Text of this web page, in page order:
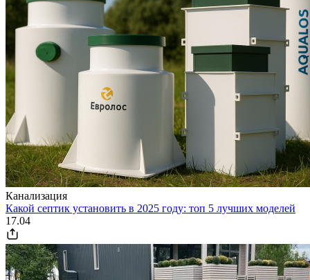
Канализация
Какой септик установить в 2025 году: топ 5 лучших моделей
17.04